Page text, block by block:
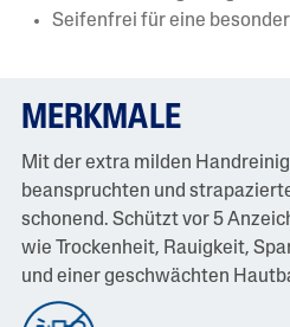
Seifenfrei für eine
MERKMALE
Mit der extra milden
beanspruchten und
schonend. Schützt vor 5
wie Trockenheit, Rauigkeit,
und einer geschwächten